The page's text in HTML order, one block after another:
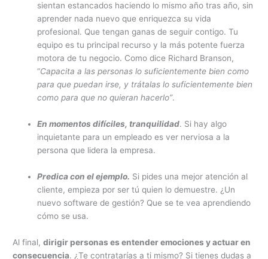
sientan estancados haciendo lo mismo año tras año, sin
aprender nada nuevo que enriquezca su vida
profesional. Que tengan ganas de seguir contigo. Tu
equipo es tu principal recurso y la más potente fuerza
motora de tu negocio. Como dice Richard Branson,
“Capacita a las personas lo suficientemente bien como
para que puedan irse, y trátalas lo suficientemente bien
como para que no quieran hacerlo”.
En momentos difíciles, tranquilidad. Si hay algo
inquietante para un empleado es ver nerviosa a la
persona que lidera la empresa.
Predica con el ejemplo. Si pides una mejor atención al
cliente, empieza por ser tú quien lo demuestre. ¿Un
nuevo software de gestión? Que se te vea aprendiendo
cómo se usa.
Al final,dirigir personas es entender emociones y actuar en
consecuencia. ¿Te contratarías a ti mismo? Si tienes dudas a